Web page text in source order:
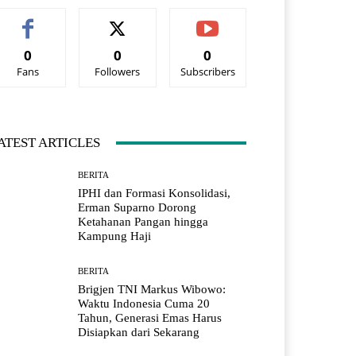
0
Fans
0
Followers
0
Subscribers
ARTICLES
BERITA
IPHI dan Formasi Konsolidasi,
Erman Suparno Dorong
Ketahanan Pangan hingga
Kampung Haji
BERITA
Brigjen TNI Markus Wibowo:
Waktu Indonesia Cuma 20
Tahun, Generasi Emas Harus
Disiapkan dari Sekarang